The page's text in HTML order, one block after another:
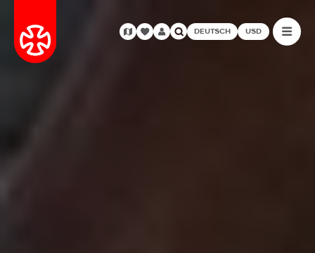
DEUTSCH USD